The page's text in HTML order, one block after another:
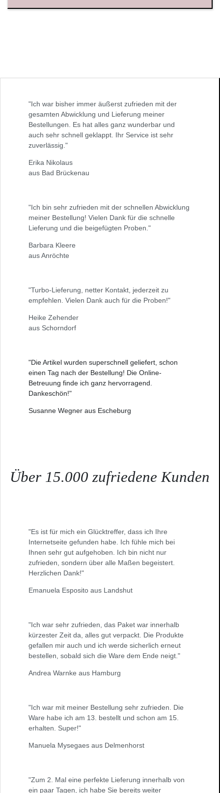
"Ich war bisher immer äußerst zufrieden mit der
gesamten Abwicklung und Lieferung meiner
Bestellungen. Es hat alles ganz wunderbar und
auch sehr schnell geklappt. Ihr Service ist sehr
zuverlässig."
Erika Nikolaus
aus Bad Brückenau
"Ich bin sehr zufrieden mit der schnellen Abwicklung
meiner Bestellung! Vielen Dank für die schnelle
Lieferung und die beigefügten Proben."
Barbara Kleere
aus Anröchte
"Turbo-Lieferung, netter Kontakt, jederzeit zu
empfehlen. Vielen Dank auch für die Proben!"
Heike Zehender
aus Schorndorf
"Die Artikel wurden superschnell geliefert, schon
einen Tag nach der Bestellung! Die Online-
Betreuung finde ich ganz hervorragend.
Dankeschön!"
Susanne Wegner aus Escheburg
Über 15.000 zufriedene Kunden
"Es ist für mich ein Glücktreffer, dass ich Ihre
Internetseite gefunden habe. Ich fühle mich bei
Ihnen sehr gut aufgehoben. Ich bin nicht nur
zufrieden, sondern über alle Maßen begeistert.
Herzlichen Dank!"
Emanuela Esposito aus Landshut
"Ich war sehr zufrieden, das Paket war innerhalb
kürzester Zeit da, alles gut verpackt. Die Produkte
gefallen mir auch und ich werde sicherlich erneut
bestellen, sobald sich die Ware dem Ende neigt."
Andrea Warnke aus Hamburg
"Ich war mit meiner Bestellung sehr zufrieden. Die
Ware habe ich am 13. bestellt und schon am 15.
erhalten. Super!"
Manuela Mysegaes aus Delmenhorst
"Zum 2. Mal eine perfekte Lieferung innerhalb von
ein paar Tagen, ich habe Sie bereits weiter